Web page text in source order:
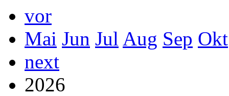
vor
Mai Jun Jul Aug Sep Okt
next
2026